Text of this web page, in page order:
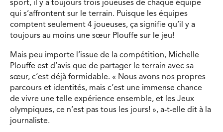
sport, il y a toujours trois joueuses de chaque équipe
qui s’affrontent sur le terrain. Puisque les équipes
comptent seulement 4 joueuses, ça signifie qu’il y a
toujours au moins une sœur Plouffe sur le jeu!
Mais peu importe l’issue de la compétition, Michelle
Plouffe est d’avis que de partager le terrain avec sa
sœur, c’est déjà formidable. « Nous avons nos propres
parcours et identités, mais c’est une immense chance
de vivre une telle expérience ensemble, et les Jeux
olympiques, ce n’est pas tous les jours! », a-t-elle dit à la
journaliste.